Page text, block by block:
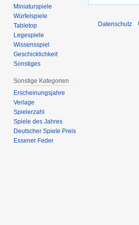
Miniaturspiele
Würfelspiele
Tabletop
Legespiele
Wissensspiel
Geschicklichkeit
Sonstiges
Sonstige Kategorien
Erscheinungsjahre
Verlage
Spielerzahl
Spiele des Jahres
Deutscher Spiele Preis
Essener Feder
Datenschutz